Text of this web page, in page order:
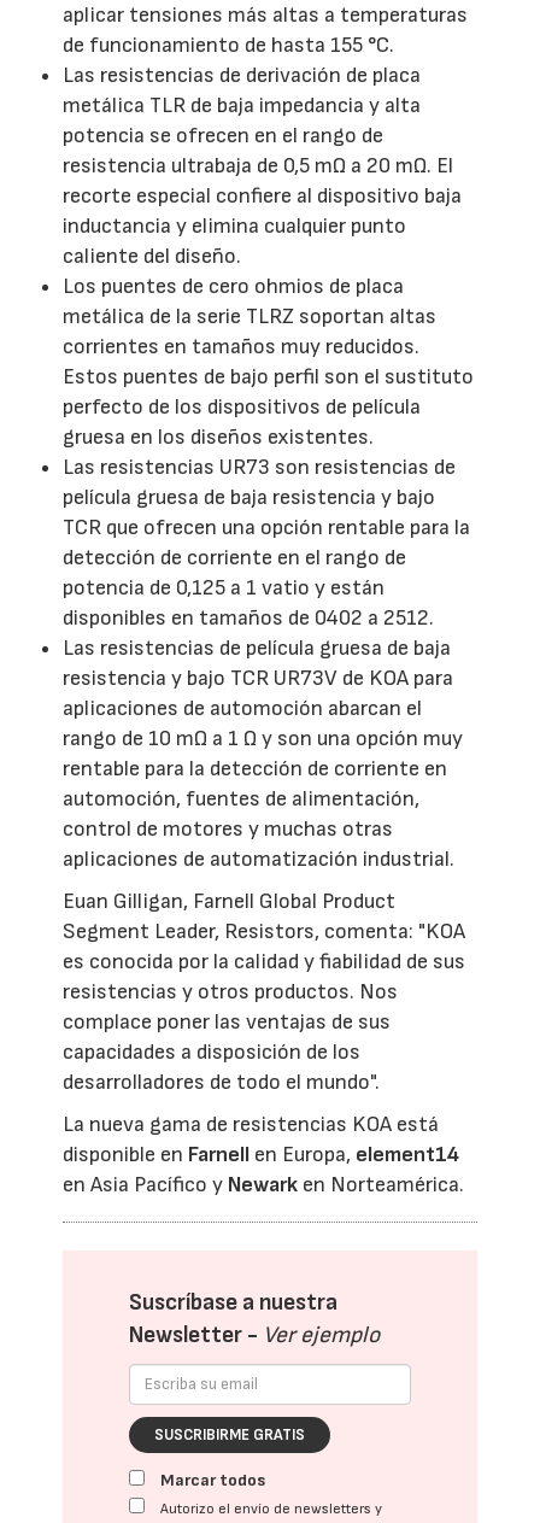
aplicar tensiones más altas a temperaturas
de funcionamiento de hasta 155 °C.
Las resistencias de derivación de placa
metálica TLR de baja impedancia y alta
potencia se ofrecen en el rango de
resistencia ultrabaja de 0,5 mΩ a 20 mΩ. El
recorte especial confiere al dispositivo baja
inductancia y elimina cualquier punto
caliente del diseño.
Los puentes de cero ohmios de placa
metálica de la serie TLRZ soportan altas
corrientes en tamaños muy reducidos.
Estos puentes de bajo perfil son el sustituto
perfecto de los dispositivos de película
gruesa en los diseños existentes.
Las resistencias UR73 son resistencias de
película gruesa de baja resistencia y bajo
TCR que ofrecen una opción rentable para la
detección de corriente en el rango de
potencia de 0,125 a 1 vatio y están
disponibles en tamaños de 0402 a 2512.
Las resistencias de película gruesa de baja
resistencia y bajo TCR UR73V de KOA para
aplicaciones de automoción abarcan el
rango de 10 mΩ a 1 Ω y son una opción muy
rentable para la detección de corriente en
automoción, fuentes de alimentación,
control de motores y muchas otras
aplicaciones de automatización industrial.
Euan Gilligan, Farnell Global Product
Segment Leader, Resistors, comenta: "KOA
es conocida por la calidad y fiabilidad de sus
resistencias y otros productos. Nos
complace poner las ventajas de sus
capacidades a disposición de los
desarrolladores de todo el mundo".
La nueva gama de resistencias KOA está
disponible en Farnell en Europa, element14
en Asia Pacífico y Newark en Norteamérica.
Suscríbase a nuestra
Newsletter - Ver ejemplo
SUSCRIBIRME GRATIS
Marcar todos
Autorizo el envío de newsletters y